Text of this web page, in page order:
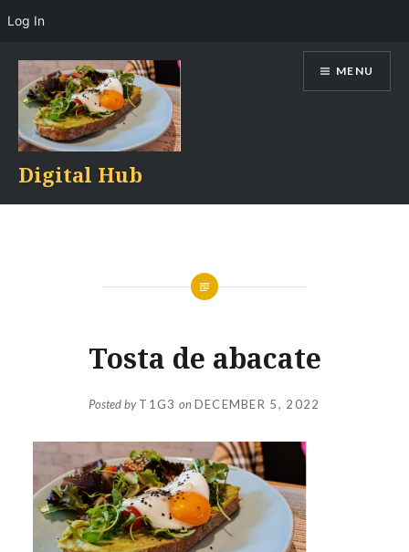
content
Digital Hub
MENU
Tosta de abacate
Posted byT1G3 onDECEMBER 5, 2022
Log In